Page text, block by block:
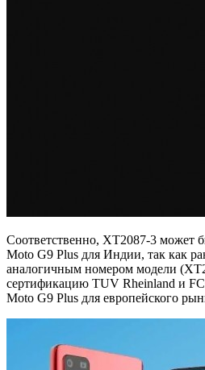
Соответственно, XT2087-3 может
Moto G9 Plus для Индии, так как
аналогичным номером модели
сертификацию TUV Rheinland и
Moto G9 Plus для европейского